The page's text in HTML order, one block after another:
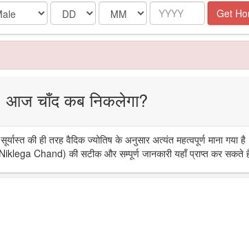
Date Month Year Get
आज चाँद कब निकलेगा?
की ही तरह वैदिक ज्योतिष के अनुसार अत्यंत महत्वपूर्ण माना
Chand) की सटीक और सम्पूर्ण जानकारी यहाँ प्राप्त कर सकते